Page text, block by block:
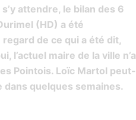
attendre, le bilan des 6
(HD) a été
de ce qui a été dit,
l’actuel maire de la ville n’a
Pointois. Loïc Martol peut-
quelques semaines.